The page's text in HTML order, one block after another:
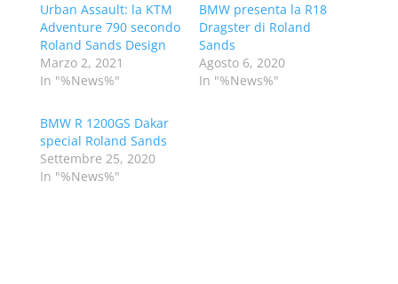
Urban Assault: la KTM
Adventure 790 secondo
Roland Sands Design
Marzo 2, 2021
In "%News%"
BMW presenta la R18
Dragster di Roland
Sands
Agosto 6, 2020
In "%News%"
BMW R 1200GS Dakar
special Roland Sands
Settembre 25, 2020
In "%News%"